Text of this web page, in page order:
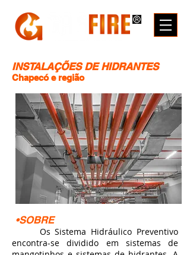
INSTALAÇÕES DEHIDRANTES
Chapecó e região
•SOBRE
Os Sistema Hidráulico Preventivo
encontra-se dividido em sistemas de